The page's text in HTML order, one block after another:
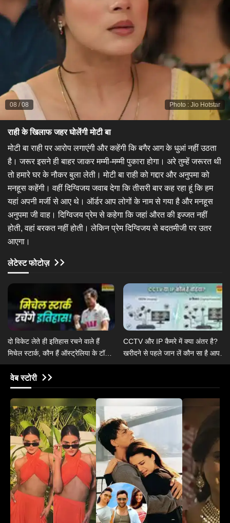
Photo : Jio Hotstar
08 /08
राही के खिलाफ जहर घोलेंगी मोटी बा
​मोटी बा राही पर आरोप लगाएंगी और कहेंगी कि बगैर आग के धुआं नहीं उठता
है। जरूर इसने ही बाहर जाकर मम्मी-मम्मी पुकारा होगा। अरे तुम्हें जरूरत थी
तो हमारे घर के नौकर बुला लेती। मोटी बा राही को गद्दार और अनुपमा को
मनहूस कहेंगी। वहीं दिग्विजय जवाब देगा कि तीसरी बार कह रहा हूं कि हम
यहां अपनी मर्जी से आए थे। ऑर्डर आप लोगों के नाम से गया है और मनहूस
अनुपमा जी वाह। दिग्विजय प्रेम से कहेगा कि जहां औरत की इज्जत नहीं
होती, वहां बरकत नहीं होती। लेकिन प्रेम दिग्विजय से बदतमीजी पर उतर
आएगा।​
लेटेस्ट फोटोज़
दो विकेट लेते ही इतिहास रचने वाले हैं
मिचेल स्टार्क, कौन हैं ऑस्ट्रेलिया के टॉप 5
टेस्ट गेंदबाज
CCTV और IP कैमरे में क्या अंतर है?
खरीदने से पहले जान लें कौन सा है आपके
लिए बेहतर?
वेब स्टोरी